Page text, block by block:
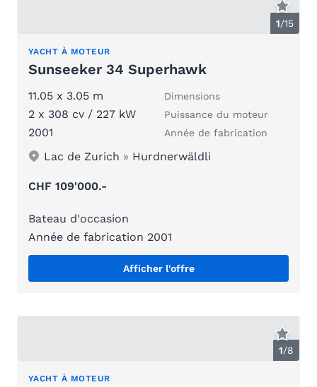
1/15
YACHT À MOTEUR
Sunseeker 34 Superhawk
11.05 x 3.05 m Dimensions
2 x 308 cv / 227 kW Puissance du moteur
2001 Année de fabrication
Lac de Zurich » Hurdnerwäldli
CHF 109'000.-
Bateau d'occasion
Année de fabrication 2001
Afficher l'offre
1/8
YACHT À MOTEUR